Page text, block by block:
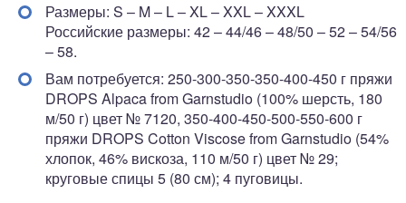
Размеры: S – M – L – XL – XXL – XXXL
Российские размеры: 42 – 44/46 – 48/50 – 52 – 54/56
– 58.
Вам потребуется: 250-300-350-350-400-450 г пряжи
DROPS Alpaca from Garnstudio (100% шерсть, 180
м/50 г) цвет № 7120, 350-400-450-500-550-600 г
пряжи DROPS Cotton Viscose from Garnstudio (54%
хлопок, 46% вискоза, 110 м/50 г) цвет № 29;
круговые спицы 5 (80 см); 4 пуговицы.